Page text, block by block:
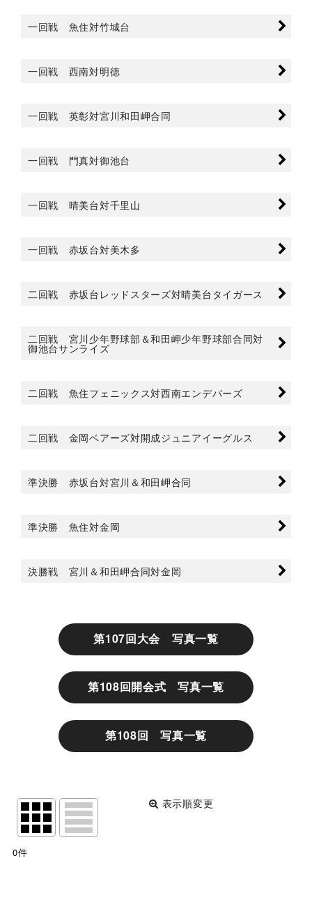
一回戦 魚住対竹城台
一回戦 西南対明徳
一回戦 英彰対宮川和田岬合同
一回戦 門真対御池台
一回戦 晴美台対千里山
一回戦 赤坂台対美木多
二回戦 赤坂台レッドスターズ対晴美台タイガース
二回戦 宮川少年野球部＆和田岬少年野球部合同対
御池台サンライズ
二回戦 魚住フェニックス対西南エンデバーズ
二回戦 金岡ベアーズ対開成ジュニアイーグルス
準決勝 赤坂台対宮川＆和田岬合同
準決勝 魚住対金岡
決勝戦 宮川＆和田岬合同対金岡
第107回大会 写真一覧
第108回開会式 写真一覧
第108回 写真一覧
表示順変更
サブカテゴリ:
0件